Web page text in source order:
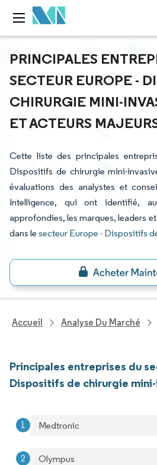
PRINCIPALES
SECTEUR EUROPE -
CHIRURGIE MINI-
ET ACTEURS
Cette liste des principales
Dispositifs de chirurgie mini-
évaluations des analystes et
Intelligence, qui ont identifié,
approfondies, les marques, leaders
dans le secteur Europe - Dispositifs
Accueil Analyse Du Marché
Principales entreprises du
Dispositifs de chirurgie
Medtronic
Olympus